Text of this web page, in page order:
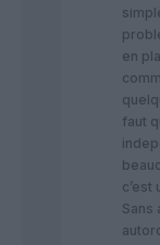
en
faut
c’est
Sans